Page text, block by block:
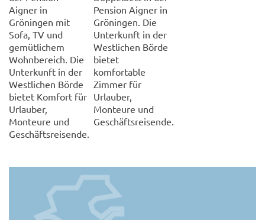
Aigner in
Gröningen mit
Sofa, TV und
gemütlichem
Wohnbereich. Die
Unterkunft in der
Westlichen Börde
bietet Komfort für
Urlauber,
Monteure und
Geschäftsreisende.
Pension Aigner in
Gröningen. Die
Unterkunft in der
Westlichen Börde
bietet
komfortable
Zimmer für
Urlauber,
Monteure und
Geschäftsreisende.